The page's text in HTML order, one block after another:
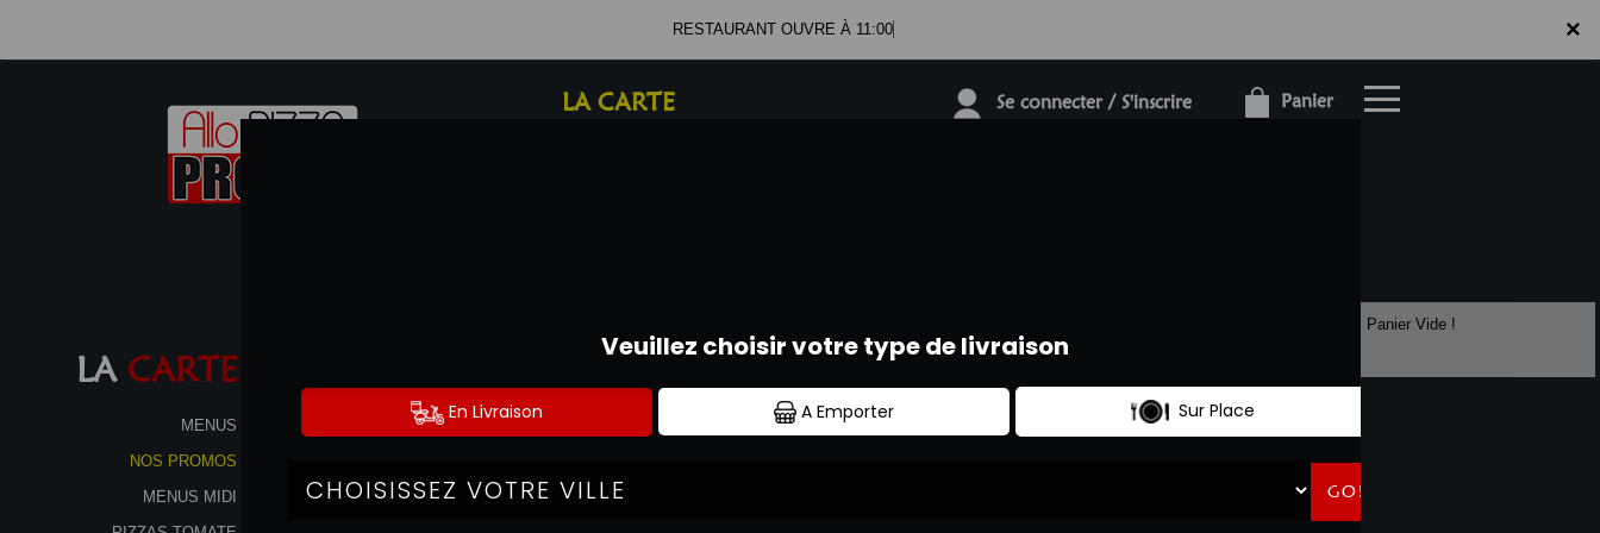
×
RESTAURANT OUVRE À 11:00
LA CARTE Se connecter / S'inscrire Panier
×
LA CARTE
MENUS
NOS PROMOS
MENUS MIDI
BURGERS Panier Vide !